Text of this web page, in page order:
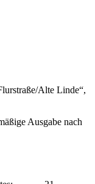
Alte Linde“,
Ausgabe nach